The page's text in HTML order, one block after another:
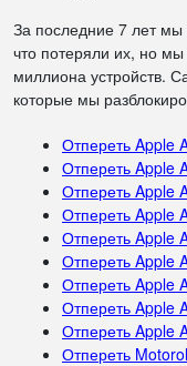
За последние 7 лет мы
что потеряли их, но
миллиона устройств.
которые мы
Отпереть Apple
Отпереть Apple
Отпереть Apple
Отпереть Apple
Отпереть Apple
Отпереть Apple
Отпереть Apple
Отпереть Apple
Отпереть Apple
Отпереть